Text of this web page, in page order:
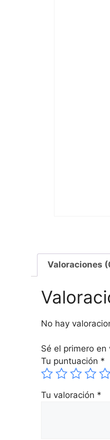
Valoraciones
No hay
Sé el primero en
Tu puntuación *
Tu valoración *